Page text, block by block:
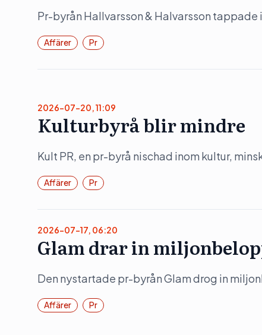
Pr-byrån Hallvarsson & Halvarsson
Affärer Pr
2026-07-20, 11:09
Kulturbyrå blir mindre
Kult PR, en pr-byrå nischad inom kultur,
Affärer Pr
2026-07-17, 06:20
Glam drar in
Den nystartade pr-byrån Glam drog in
Affärer Pr